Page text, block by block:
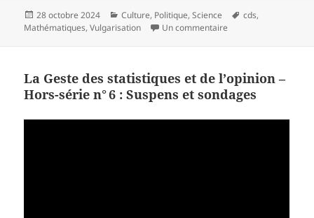
Publié
le
28 octobre 2024 Catégories
Culture, Politique,Science
Mots-
cds,
Mathématiques,Vulgarisation Un commentaire
La Geste des statistiques et de l’opinion –
Hors-série n° 6 : Suspens et sondages